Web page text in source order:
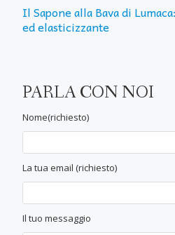
Il Sapone alla Bava di
ed elasticizzante
PARLA CON NOI
Nome(richiesto)
La tua email (richiesto)
Il tuo messaggio